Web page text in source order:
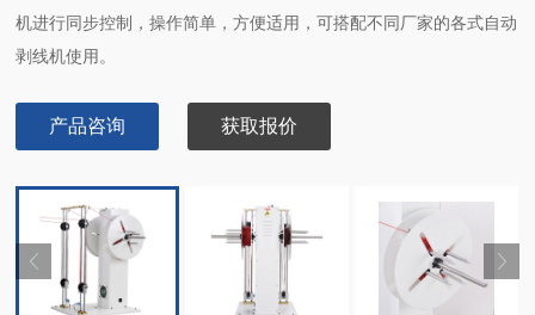
机进行同步控制，操作简单，方便适用，可搭配不同厂家的各式自动
剥线机使用。
产品咨询 获取报价